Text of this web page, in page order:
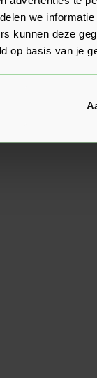
we
kunnen deze
op basis van je